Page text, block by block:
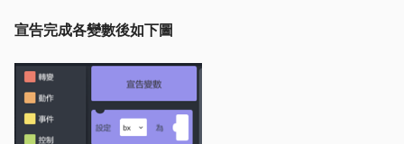
宣告完成各變數後如下圖